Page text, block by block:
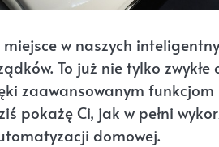
w naszych
To już nie tylko
zaawansowanym
pokażę Ci, jak w pełni
domowej.